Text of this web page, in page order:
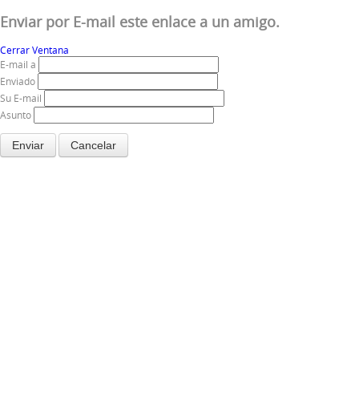
Enviar por E-mail este enlace a un amigo.
Cerrar Ventana
E-mail a
Enviado
Su E-mail
Asunto
Enviar Cancelar